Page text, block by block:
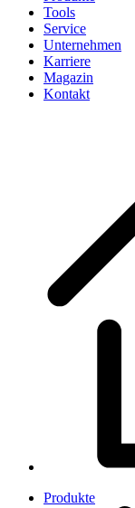
Tools
Service
Unternehmen
Karriere
Magazin
Kontakt
Produkte